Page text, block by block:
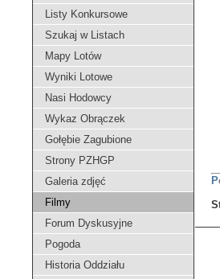
Listy Konkursowe
Szukaj w Listach
Mapy Lotów
Wyniki Lotowe
Nasi Hodowcy
Wykaz Obrączek
Gołębie Zagubione
Strony PZHGP
Galeria zdjęć
Filmy
Forum Dyskusyjne
Pogoda
Historia Oddziału